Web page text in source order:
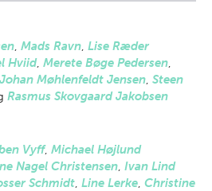
, Mads Ravn, Lise Ræder
Hviid, Merete Bøge Pedersen,
Johan Møhlenfeldt Jensen, Steen
Rasmus Skovgaard Jakobsen
Vyff, Michael Højlund
Nagel Christensen, Ivan Lind
Schmidt, Line Lerke, Christine